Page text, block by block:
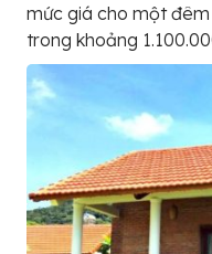
mức giá cho một
trong khoảng